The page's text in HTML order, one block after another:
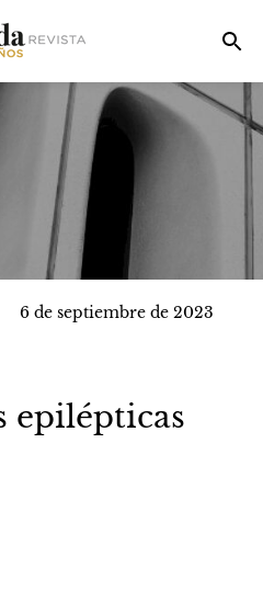
6 de septiembre de 2023
epilépticas